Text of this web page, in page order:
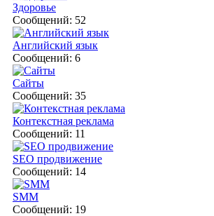
Здоровье
Сообщений: 52
Английский язык
Сообщений: 6
Сайты
Сообщений: 35
Контекстная реклама
Сообщений: 11
SEO продвижение
Сообщений: 14
SMM
Сообщений: 19